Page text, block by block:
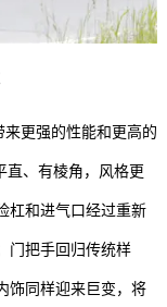
更强的性能和更高的
直、有棱角，风格更
杠和进气口经过重新
门把手回归传统样
饰同样迎来巨变，将